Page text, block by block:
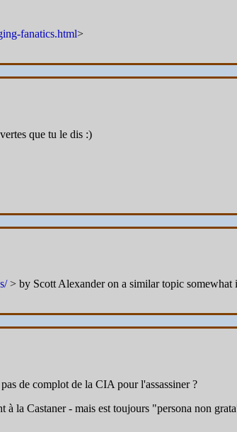
fanatics.html>
que tu le dis :)
> by Scott Alexander on a similar topic somewhat
de complot de la CIA pour l'assassiner ?
la Castaner - mais est toujours "persona non